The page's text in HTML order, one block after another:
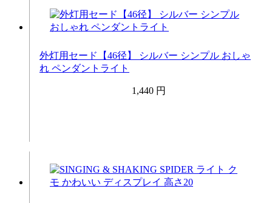
外灯用セード【46径】 シルバー シンプル おしゃ
れ ペンダントライト
1,440 円